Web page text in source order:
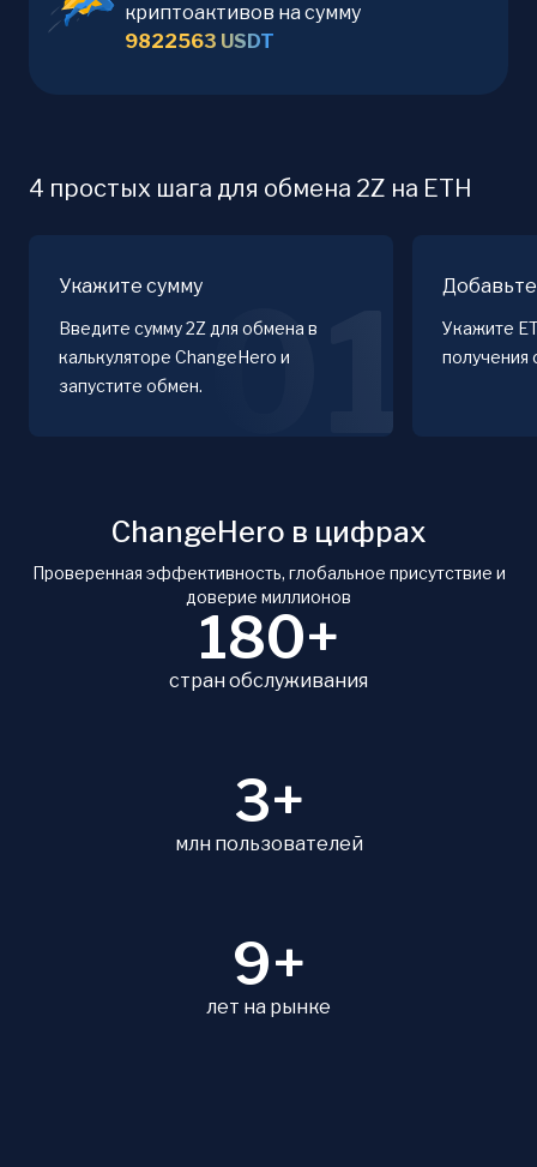
криптоактивов на сумму
9822563 USDT
4 простых шага для обмена 2Z на ETH
Укажите сумму
Введите сумму 2Z для обмена в
калькуляторе ChangeHero и
запустите обмен. 01
Укажите
получения
ChangeHero в цифрах
Проверенная эффективность, глобальное присутствие и
доверие миллионов
180+
стран обслуживания
3+
млн пользователей
9+
лет на рынке